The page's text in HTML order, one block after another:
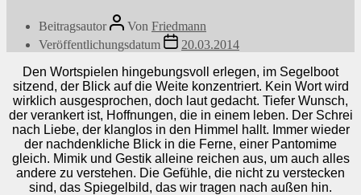
Beitragsautor Von Friedmann
Veröffentlichungsdatum
20.03.2014
Den Wortspielen hingebungsvoll erlegen, im Segelboot
sitzend, der Blick auf die Weite konzentriert. Kein Wort wird
wirklich ausgesprochen, doch laut gedacht. Tiefer Wunsch,
der verankert ist, Hoffnungen, die in einem leben. Der Schrei
nach Liebe, der klanglos in den Himmel hallt. Immer wieder
der nachdenkliche Blick in die Ferne, einer Pantomime
gleich. Mimik und Gestik alleine reichen aus, um auch alles
andere zu verstehen. Die Gefühle, die nicht zu verstecken
sind, das Spiegelbild, das wir tragen nach außen hin.